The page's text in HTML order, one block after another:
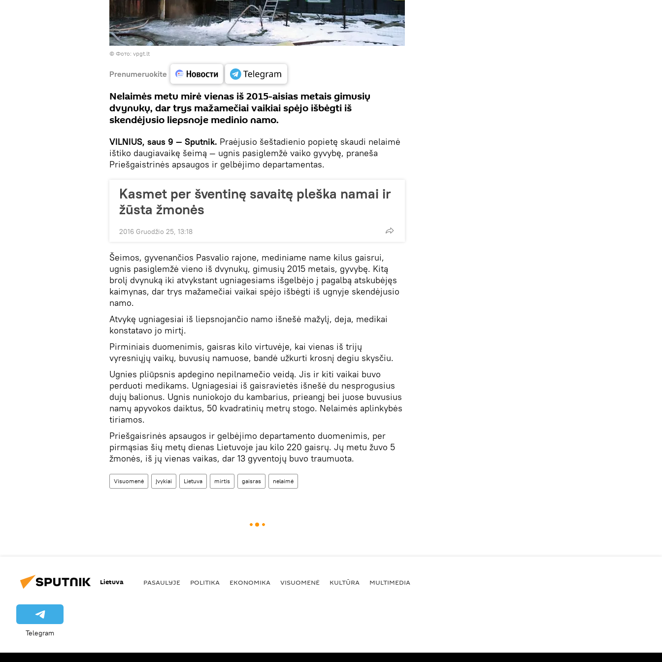
© Фото: vpgt.lt
Prenumeruokite
Nelaimės metu mirė vienas iš 2015-aisias metais gimusių
dvynukų, dar trys mažamečiai vaikiai spėjo išbėgti iš
skendėjusio liepsnoje medinio namo.
VILNIUS, saus 9 — Sputnik. Praėjusio šeštadienio popietę skaudi nelaimė
ištiko daugiavaikę šeimą — ugnis pasiglemžė vaiko gyvybę, praneša
Priešgaistrinės apsaugos ir gelbėjimo departamentas.
Kasmet per šventinę savaitę pleška namai ir
žūsta žmonės
2016 Gruodžio 25, 13:18
Šeimos, gyvenančios Pasvalio rajone, mediniame name kilus gaisrui,
ugnis pasiglemžė vieno iš dvynukų, gimusių 2015 metais, gyvybę. Kitą
brolį dvynuką iki atvykstant ugniagesiams išgelbėjo į pagalbą atskubėjęs
kaimynas, dar trys mažamečiai vaikai spėjo išbėgti iš ugnyje skendėjusio
namo.
Atvykę ugniagesiai iš liepsnojančio namo išnešė mažylį, deja, medikai
konstatavo jo mirtį.
Pirminiais duomenimis, gaisras kilo virtuvėje, kai vienas iš trijų
vyresniųjų vaikų, buvusių namuose, bandė užkurti krosnį degiu skysčiu.
Ugnies pliūpsnis apdegino nepilnamečio veidą. Jis ir kiti vaikai buvo
perduoti medikams. Ugniagesiai iš gaisravietės išnešė du nesprogusius
dujų balionus. Ugnis nuniokojo du kambarius, prieangį bei juose buvusius
namų apyvokos daiktus, 50 kvadratinių metrų stogo. Nelaimės aplinkybės
tiriamos.
Priešgaisrinės apsaugos ir gelbėjimo departamento duomenimis, per
pirmąsias šių metų dienas Lietuvoje jau kilo 220 gaisrų. Jų metu žuvo 5
žmonės, iš jų vienas vaikas, dar 13 gyventojų buvo traumuota.
Visuomenė Įvykiai Lietuva mirtis gaisras nelaimė
Lietuva PASAULYJE POLITIKA EKONOMIKA VISUOMENĖ KULTŪRA MULTIMEDIA
Telegram